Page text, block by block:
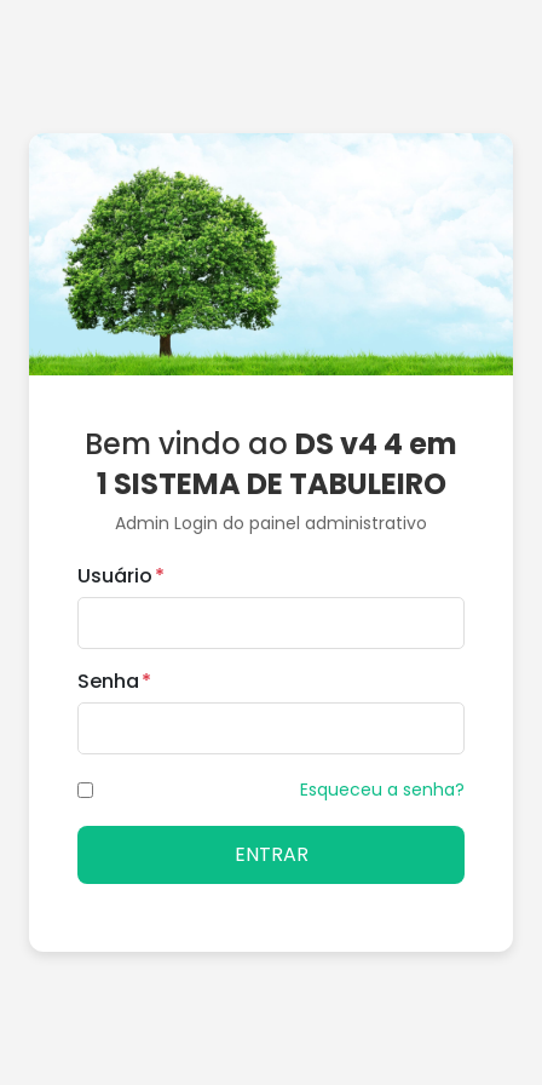
Bem vindo ao DS v4 4 em
1 SISTEMA DE TABULEIRO
Admin Login do painel administrativo
Usuário
Senha
Esqueceu a senha?
ENTRAR